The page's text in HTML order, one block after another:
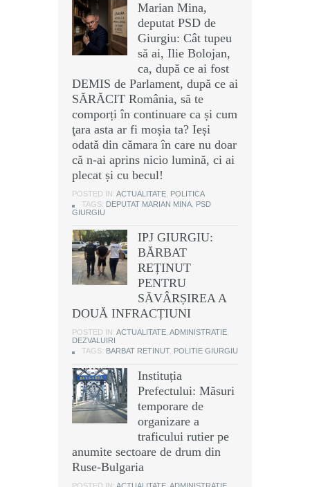
Marian Mina,
deputat PSD de
Giurgiu: Cât tupeu
să ai, Ilie Bolojan,
ca, după ce ai fost
DEMIS de Parlament, după ce ai
SĂRĂCIT România, să te
comporți în continuare ca și cum
ţara asta ar fi moșia ta? Ieși
odată din cămara în care nu doar
că n-ai aprins nicio lumină, ci ai
plecat și cu becul!
POSTED IN: ACTUALITATE, POLITICA
TAGS: DEPUTAT MARIAN MINA, PSD
GIURGIU
IPJ GIURGIU:
BĂRBAT
REȚINUT
PENTRU
SĂVÂRȘIREA A
DOUĂ INFRACȚIUNI
POSTED IN: ACTUALITATE, ADMINISTRATIE,
DEZVALUIRI
TAGS: BARBAT RETINUT, POLITIE GIURGIU
Instituția
Prefectului: Măsuri
temporare de
organizare a
traficului rutier pe
anumite sectoare de drum din
Ruse-Bulgaria